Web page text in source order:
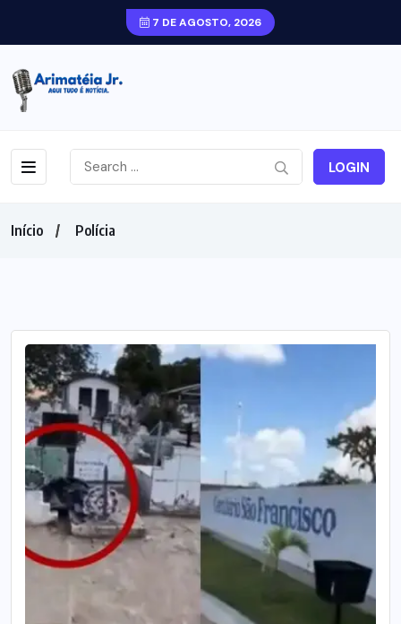
7 DE AGOSTO, 2026
LOGIN
Início Polícia